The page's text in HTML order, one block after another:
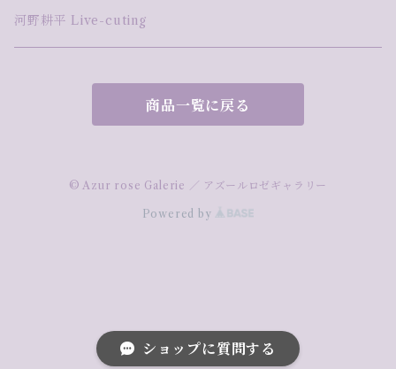
ショップに質問する
河野耕平 Live-cuting
商品一覧に戻る
© Azur rose Galerie ／ アズールロゼギャラリー
Powered by